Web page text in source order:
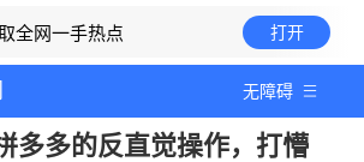
全网一手热点 打开
无障碍
多多的反直觉操作，打懵